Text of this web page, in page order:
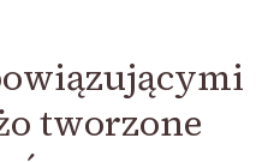
tworzone